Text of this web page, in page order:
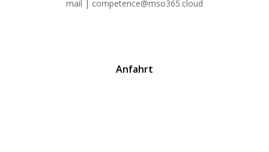
mail | competence@mso365.cloud
Anfahrt